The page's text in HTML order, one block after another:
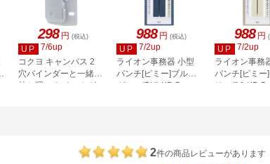
298 円 (税込)
UP
7/6up
コクヨ キャンパス 2
穴バインダーと一緒に
持ち運べるパンチ グ
988 円 (税込)
UP
7/2up
ライオン事務器 小型
パンチ[ピミー]ブルー
グレー(BH) KP-5
988 円
UP
7/2up
ライオン事務
パンチ[ピミー]
リー(IV) KP-5
2件の商品レビューがあります